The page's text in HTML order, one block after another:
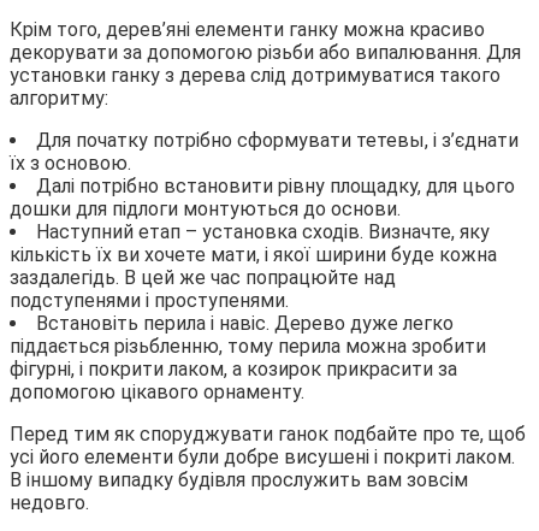
Крім того, дерев’яні елементи ганку можна красиво
декорувати за допомогою різьби або випалювання. Для
установки ганку з дерева слід дотримуватися такого
алгоритму:
Для початку потрібно сформувати тетевы, і з’єднати
їх з основою.
Далі потрібно встановити рівну площадку, для цього
дошки для підлоги монтуються до основи.
Наступний етап – установка сходів. Визначте, яку
кількість їх ви хочете мати, і якої ширини буде кожна
заздалегідь. В цей же час попрацюйте над
подступенями і проступенями.
Встановіть перила і навіс. Дерево дуже легко
піддається різьбленню, тому перила можна зробити
фігурні, і покрити лаком, а козирок прикрасити за
допомогою цікавого орнаменту.
Перед тим як споруджувати ганок подбайте про те, щоб
усі його елементи були добре висушені і покриті лаком.
В іншому випадку будівля прослужить вам зовсім
недовго.